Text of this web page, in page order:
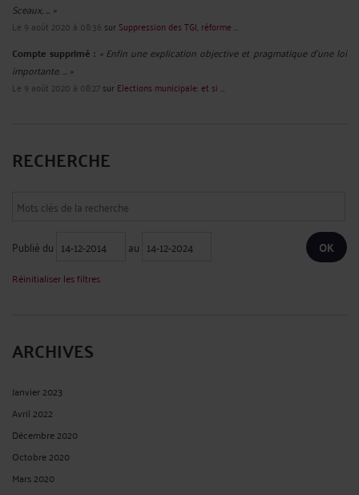
Sceaux, ... »
Le 9 août 2020 à 08:36 sur Suppression des TGI, réforme ...
Compte supprimé : « Enfin une explication objective et pragmatique d'une loi
importante. ... »
Le 9 août 2020 à 08:27sur Elections municipale: et si ...
RECHERCHE
Publié du au
Réinitialiser les filtres
ARCHIVES
Janvier 2023
Avril 2022
Décembre 2020
Octobre 2020
Mars 2020